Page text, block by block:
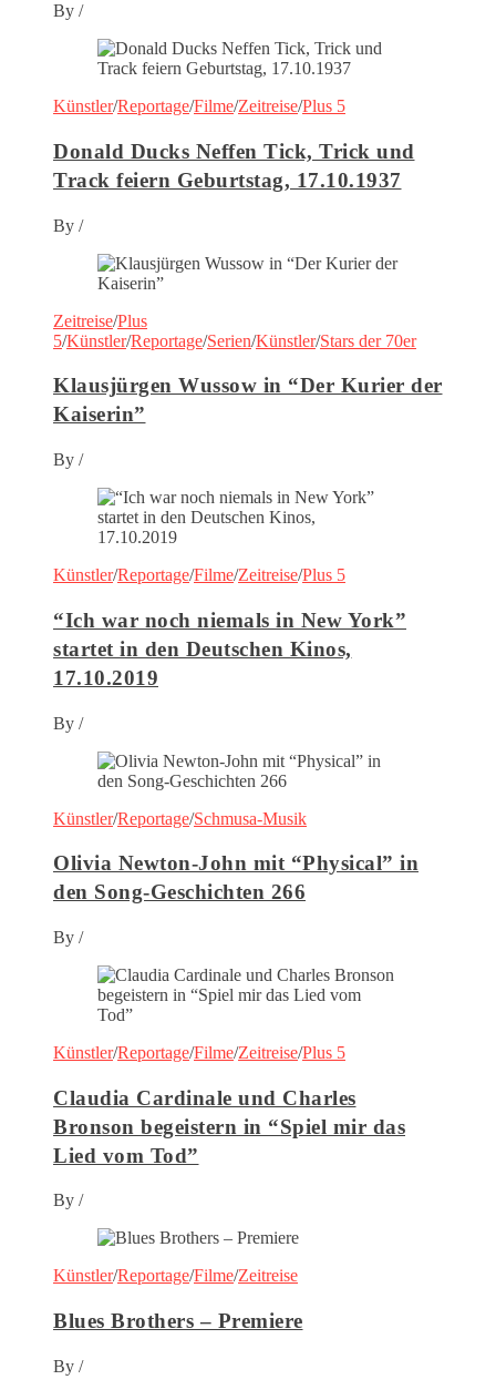
By /
Künstler/Reportage/Filme/Zeitreise/Plus 5
Donald Ducks Neffen Tick, Trick und
Track feiern Geburtstag, 17.10.1937
By /
Zeitreise/Plus
5/Künstler/Reportage/Serien/Künstler/Stars der 70er
Klausjürgen Wussow in “Der Kurier der
Kaiserin”
By /
Künstler/Reportage/Filme/Zeitreise/Plus 5
“Ich war noch niemals in New York”
startet in den Deutschen Kinos,
17.10.2019
By /
Künstler/Reportage/Schmusa-Musik
Olivia Newton-John mit “Physical” in
den Song-Geschichten 266
By /
Künstler/Reportage/Filme/Zeitreise/Plus 5
Claudia Cardinale und Charles
Bronson begeistern in “Spiel mir das
Lied vom Tod”
By /
Künstler/Reportage/Filme/Zeitreise
Blues Brothers – Premiere
By /